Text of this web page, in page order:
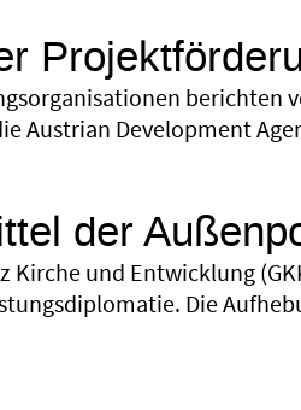
berichten
Austrian Development
der
Kirche und Entwicklung
Die